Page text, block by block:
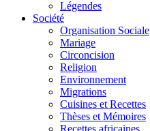
Légendes
Société
Organisation Sociale
Mariage
Circoncision
Religion
Environnement
Migrations
Cuisines et Recettes
Thèses et Mémoires